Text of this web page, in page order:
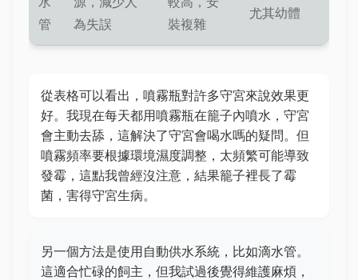
管
為失誤
裝複雜
尤其幼體
從表格可以看出，噴霧瓶對許多守宮來說效果更
好。我現在每天都用噴霧瓶在籠子內噴水，守宮
會主動去舔，這解決了守宮會喝水嗎的疑問。但
噴霧頻率要根據環境濕度調整，太頻繁可能導致
發霉，這點我曾經沒注意，結果籠子裡長了霉
菌，害得守宮生病。
另一個方法是使用自動供水系統，比如滴水管。
這適合忙碌的飼主，但我試過後覺得維護麻煩，